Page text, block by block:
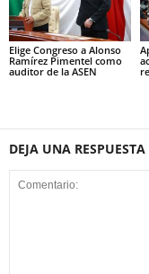
Elige Congreso a Alonso
Ramírez Pimentel como
auditor de la ASEN
DEJA UNA RESPUESTA